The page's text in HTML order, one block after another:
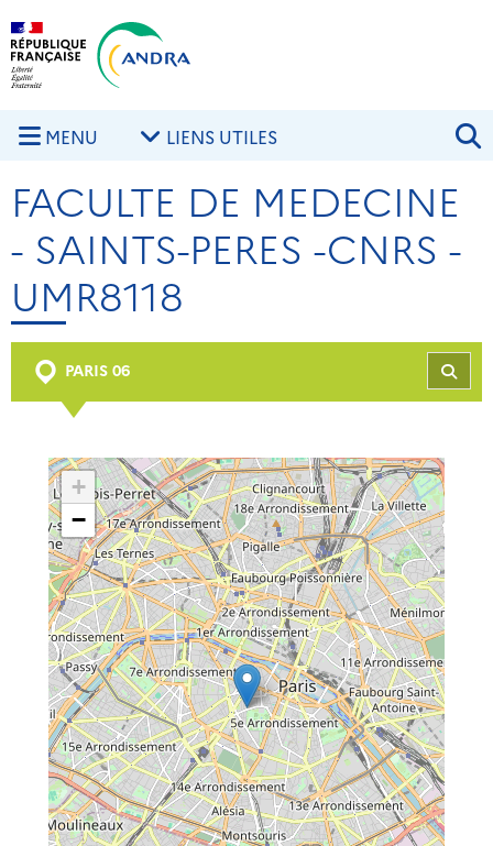
Aller au contenu principal
MENU LIENS UTILES
FACULTE DE MEDECINE
- SAINTS-PERES -CNRS -
UMR8118
PARIS 06
+
−